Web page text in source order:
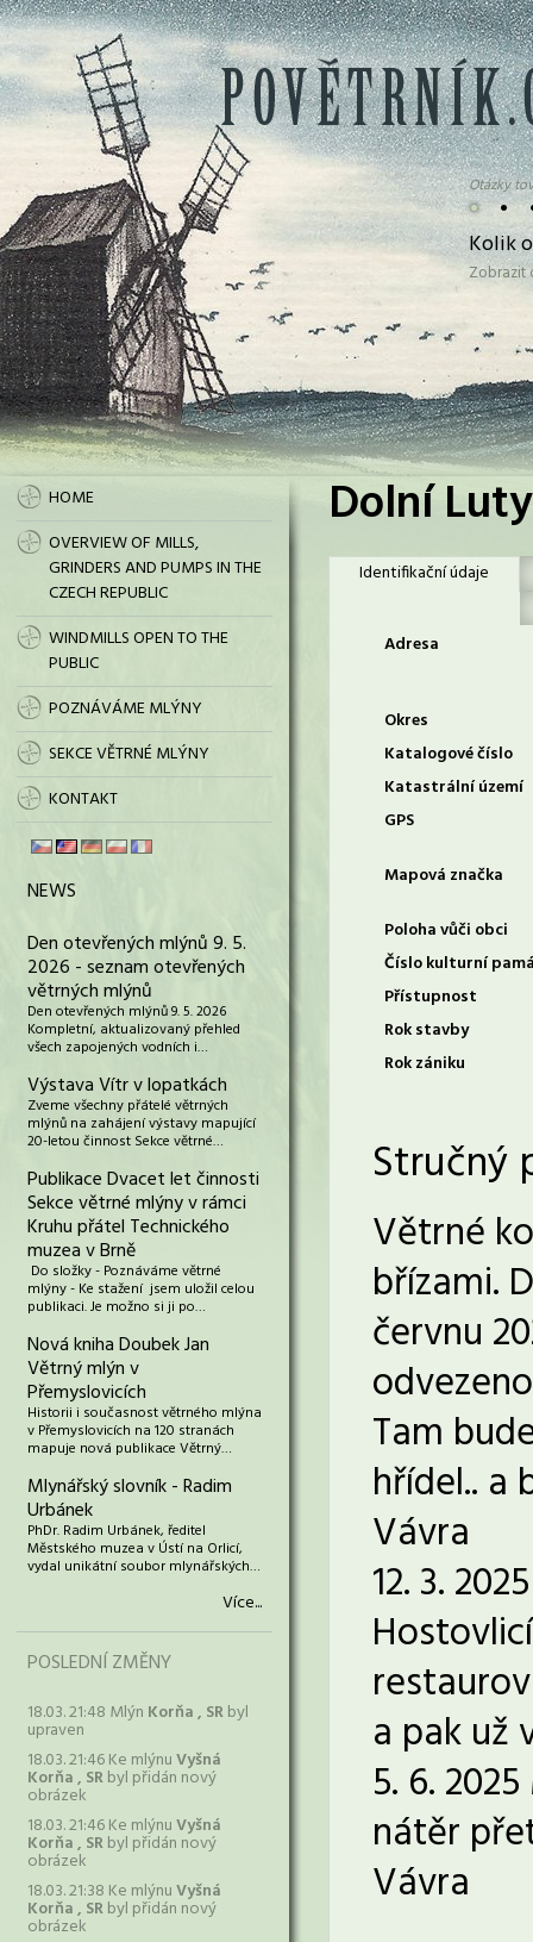
• •
Otázky
Kolik
HOME
OVERVIEW OF MILLS,
GRINDERS AND PUMPS IN THE
CZECH REPUBLIC
WINDMILLS OPEN TO THE
PUBLIC
POZNÁVÁME MLÝNY
SEKCE VĚTRNÉ MLÝNY
KONTAKT
NEWS
Den otevřených mlýnů 9. 5.
2026 - seznam otevřených
větrných mlýnů
Den otevřených mlýnů 9. 5. 2026
Kompletní, aktualizovaný přehled
všech zapojených vodních i…
Výstava Vítr v lopatkách
Zveme všechny přátelé větrných
mlýnů na zahájení výstavy mapující
20-letou činnost Sekce větrné…
Publikace Dvacet let činnosti
Sekce větrné mlýny v rámci
Kruhu přátel Technického
muzea v Brně
Do složky - Poznáváme větrné
mlýny - Ke stažení jsem uložil celou
publikaci. Je možno si ji po…
Nová kniha Doubek Jan
Větrný mlýn v
Přemyslovicích
Historii i současnost větrného mlýna
v Přemyslovicích na 120 stranách
mapuje nová publikace Větrný…
Mlynářský slovník - Radim
Urbánek
PhDr. Radim Urbánek, ředitel
Městského muzea v Ústí na Orlicí,
vydal unikátní soubor mlynářských…
Více...
POSLEDNÍ ZMĚNY
18.03. 21:48 Mlýn Korňa , SRbyl
upraven
18.03. 21:46 Ke mlýnuVyšná
Korňa , SRbyl přidán nový
obrázek
18.03. 21:46 Ke mlýnuVyšná
Korňa , SRbyl přidán nový
obrázek
18.03. 21:38 Ke mlýnuVyšná
Korňa , SRbyl přidán nový
obrázek
Dolní
Identifikační údaje
Adresa
Okres
Katalogové číslo
Katastrální území
GPS
Mapová značka
Poloha vůči obci
Číslo kulturní
Přístupnost
Rok stavby
Rok zániku
Stručný
Větrné
břízami.
červnu
Tam
hřídel.. a
Vávra
12. 3.
a pak už
5. 6.
nátěr
Vávra